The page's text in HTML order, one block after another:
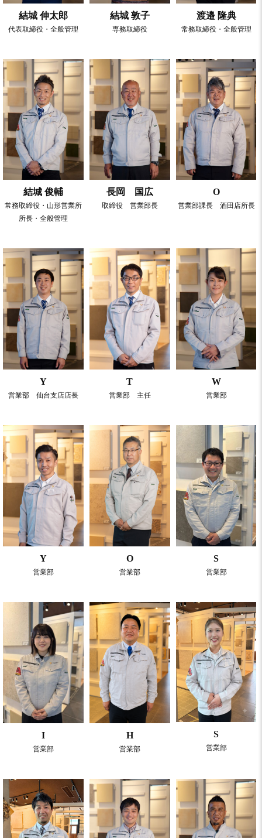
結城 伸太郎
代表取締役・全般管理
結城 敦子
専務取締役
渡邉 隆典
常務取締役・全般管理
結城 俊輔
常務取締役・山形営業所
所長・全般管理
長岡 国広
取締役 営業部長
O
営業部課長 酒田店所長
Y
営業部 仙台支店店長
T
営業部 主任
W
営業部
Y
営業部
O
営業部
S
営業部
I
営業部
H
営業部
S
営業部